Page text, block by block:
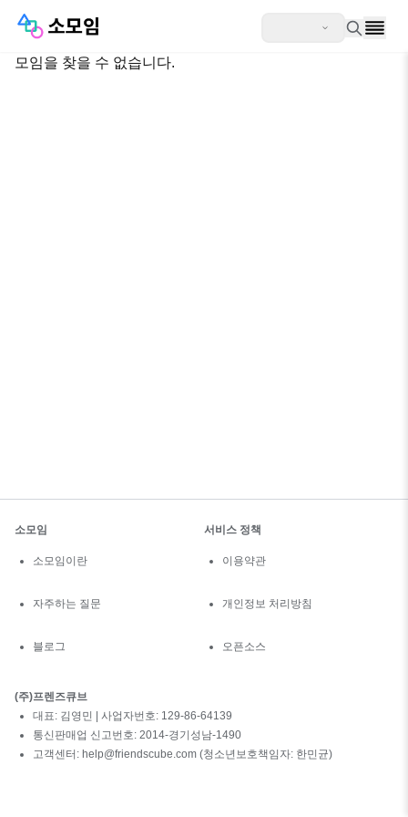
모임을 찾을 수 없습니다.
소모임
소모임이란
자주하는 질문
블로그
서비스 정책
이용약관
개인정보 처리방침
오픈소스
(주)프렌즈큐브
대표: 김영민 | 사업자번호: 129-86-64139
통신판매업 신고번호: 2014-경기성남-1490
고객센터: help@friendscube.com (청소년보호책임자: 한민균)